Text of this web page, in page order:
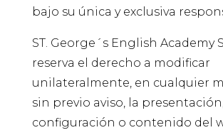
bajo su única y exclusiva
ST. George´s English Academy
reserva el derecho a modificar
unilateralmente, en cualquier
sin previo aviso, la
configuración o contenido del